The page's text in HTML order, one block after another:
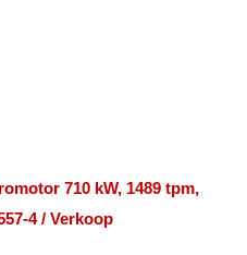
710 kW, 1489 tpm,
4 / Verkoop